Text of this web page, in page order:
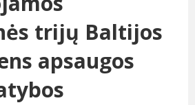
trijų Baltijos
apsaugos